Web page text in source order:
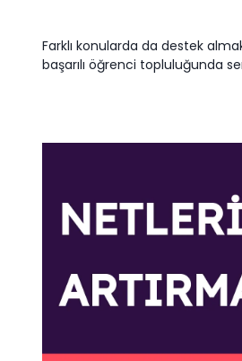
Farklı konularda da destek
başarılı öğrenci topluluğunda